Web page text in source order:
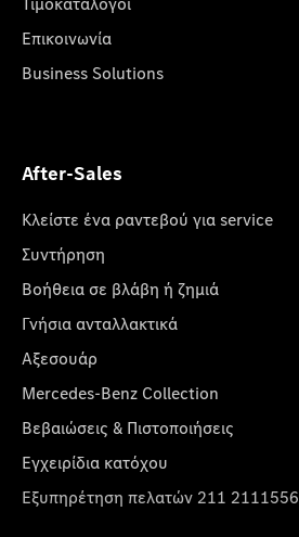
Επικοινωνία
Business Solutions
After-Sales
Κλείστε ένα ραντεβού για service
Συντήρηση
Βοήθεια σε βλάβη ή ζημιά
Γνήσια ανταλλακτικά
Αξεσουάρ
Mercedes-Benz Collection
Βεβαιώσεις & Πιστοποιήσεις
Εγχειρίδια κατόχου
Εξυπηρέτηση πελατών 211 2111556